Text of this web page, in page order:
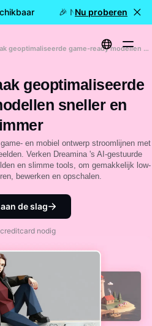
🎉 Nieuw model LIVE:
Nu proberen
3D Low Poly: maak geoptimaliseerde game-ready modellen sneller en slimmer
geoptimaliseerde
sneller en
en mobiel ontwerp stroomlijnen met
Verken Dreamina 's AI-gestuurde
en slimme tools, om gemakkelijk low-
bewerken en opschalen.
de slag
nodig